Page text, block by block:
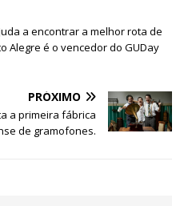
ra
m
dI
n
a encontrar a melhor rota de
Alegre é o vencedor do GUDay
PRÓXIMO
a primeira fábrica
de gramofones.